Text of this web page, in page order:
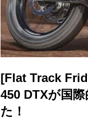
[Flat Track
450 DTXが国
た！